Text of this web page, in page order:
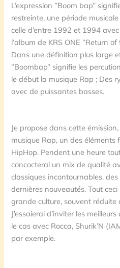
L’expression ’’Boom bap’’
restreinte, une période
celle d’entre 1992 et 1994
l’album de KRS ONE ’’Return
Dans une définition plus large
’’Boombap’’ signifie les
le début la musique Rap ; Des
avec de puissantes basses.
Je propose dans cette
musique Rap, un des
HipHop. Pendent une heure
concocterai un mix de qualité
classiques incontournables,
dernières nouveautés. Tout
grande culture, souvent réduite
J’essaierai d’inviter les
le cas avec Rocca, Shurik’N
par exemple.